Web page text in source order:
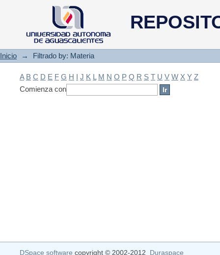
Filtrado by: Materia
Inicio → Filtrado by: Materia
A B C D E F G H I J K L M N O P Q R S T U V W X Y Z
Comienza con
DSpace software copyright © 2002-2012 Duraspace